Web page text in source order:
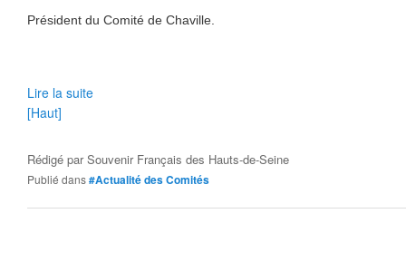
Président du Comité de Chaville.
Lire la suite
[Haut]
Rédigé parSouvenir Français des Hauts-de-Seine
Publié dans#Actualité des Comités